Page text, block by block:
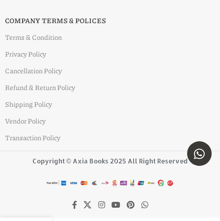
COMPANY TERMS & POLICES
Terms & Condition
Privacy Policy
Cancellation Policy
Refund & Return Policy
Shipping Policy
Vendor Policy
Transaction Policy
Copyright © Axia Books 2025 All Right Reserved